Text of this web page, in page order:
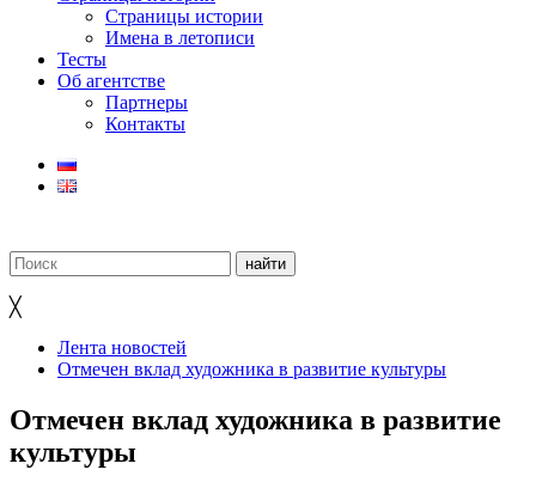
Страницы истории
Имена в летописи
Тесты
Об агентстве
Партнеры
Контакты
╳
Лента новостей
Отмечен вклад художника в развитие культуры
Отмечен вклад художника в развитие
культуры